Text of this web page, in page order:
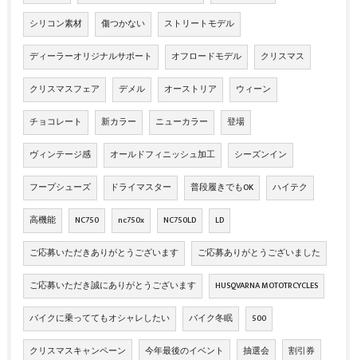
シリコン素材 傷つかない ストリートモデル
ディーラーオリジナルサポート オフロードモデル クリスマス
クリスマスフェア デメル オーストリア ウィーン
チョコレート 新カラー ニューカラー 登場
ヴィンテージ感 オールドフィニッシュ加工 シーズンイン
フープシューズ ドライマスター 普段履きでもOK ハイテク
高機能 NC750 nc750x NC750LD LD
ご応募いただきありがとうございます ご応募ありがとうございました
ご応募いただき誠にありがとうございます HUSQVARNA MOTOTRCYCLES
バイクに乗っててもオシャレしたい バイク冬眠 500
クリスマスキャンペーン 今年最後のイベント 抽選会 割引券